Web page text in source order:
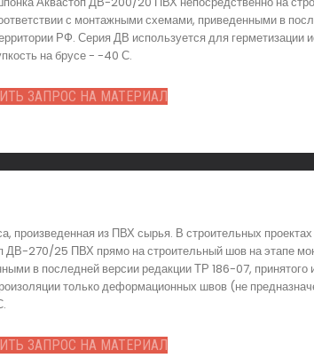
с монтажными схемами, приведенными в
РФ. Серия ДВ используется для
на брусе - -40 С.
ЗАПРОС НА МАТЕРИАЛ
из ПВХ сырья. В строительных проектах
270/25 ПВХ прямо на строительный шов на этапе
в последней версии редакции ТР 186-07,
только деформационных швов (не
ЗАПРОС НА МАТЕРИАЛ